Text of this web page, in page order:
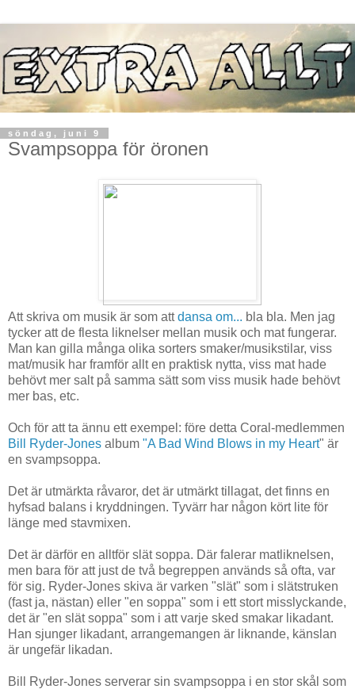
söndag, juni 9
Svampsoppa för öronen
Att skriva om musik är som attdansa om... bla bla. Men jag
tycker att de flesta liknelser mellan musik och mat fungerar.
Man kan gilla många olika sorters smaker/musikstilar, viss
mat/musik har framför allt en praktisk nytta, viss mat hade
behövt mer salt på samma sätt som viss musik hade behövt
mer bas, etc.
Och för att ta ännu ett exempel: före detta Coral-medlemmen
Bill Ryder-Jones album "A Bad Wind Blows in my Heart" är
en svampsoppa.
Det är utmärkta råvaror, det är utmärkt tillagat, det finns en
hyfsad balans i kryddningen. Tyvärr har någon kört lite för
länge med stavmixen.
Det är därför en alltför slät soppa. Där falerar matliknelsen,
men bara för att just de två begreppen används så ofta, var
för sig. Ryder-Jones skiva är varken "slät" som i slätstruken
(fast ja, nästan) eller "en soppa" som i ett stort misslyckande,
det är "en slät soppa" som i att varje sked smakar likadant.
Han sjunger likadant, arrangemangen är liknande, känslan
är ungefär likadan.
Bill Ryder-Jones serverar sin svampsoppa i en stor skål som